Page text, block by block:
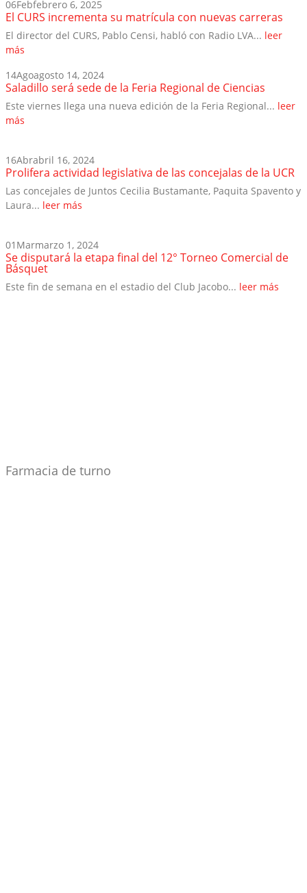
06Febfebrero 6, 2025
El CURS incrementa su matrícula con nuevas carreras
El director del CURS, Pablo Censi, habló con Radio LVA... leer
más
14Agoagosto 14, 2024
Saladillo será sede de la Feria Regional de Ciencias
Este viernes llega una nueva edición de la Feria Regional... leer
más
16Abrabril 16, 2024
Prolifera actividad legislativa de las concejalas de la UCR
Las concejales de Juntos Cecilia Bustamante, Paquita Spavento y
Laura... leer más
01 Marmarzo 1, 2024
Se disputará la etapa final del 12° Torneo Comercial de
Básquet
Este fin de semana en el estadio del Club Jacobo... leer más
Farmacia de turno